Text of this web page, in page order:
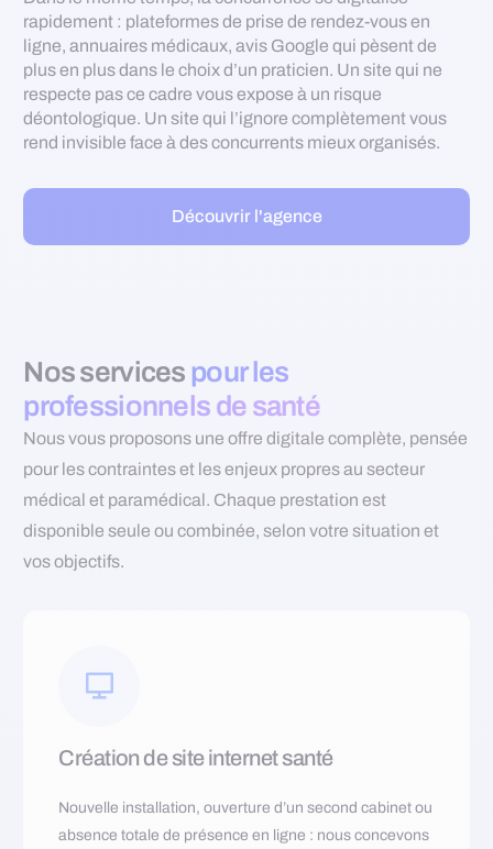
rapidement : plateformes de prise de rendez-vous en
ligne, annuaires médicaux, avis Google qui pèsent de
plus en plus dans le choix d’un praticien. Un site qui ne
respecte pas ce cadre vous expose à un risque
déontologique. Un site qui l’ignore complètement vous
rend invisible face à des concurrents mieux organisés.
Découvrir l'agence
Nos services pour les
professionnels de santé
Nous vous proposons une offre digitale complète, pensée
pour les contraintes et les enjeux propres au secteur
médical et paramédical. Chaque prestation est
disponible seule ou combinée, selon votre situation et
vos objectifs.
Création de site internet santé
Nouvelle installation, ouverture d’un second cabinet ou
absence totale de présence en ligne : nous concevons